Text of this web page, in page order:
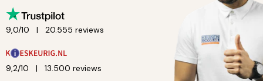
9,0/10 20.555 reviews
9,2/10 13.500 reviews